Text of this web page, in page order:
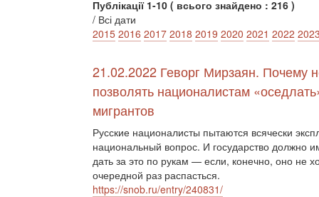
Публікації 1-10 ( всього знайдено : 216 )
/ Всі дати
2015 2016 2017 2018 2019 2020 2021 2022
21.02.2022 Геворг Мирзаян. Почему
позволять националистам
мигрантов
Русские националисты пытаются всячески
национальный вопрос. И государство должно
дать за это по рукам — если, конечно, оно не
очередной раз распасться.
https://snob.ru/entry/240831/